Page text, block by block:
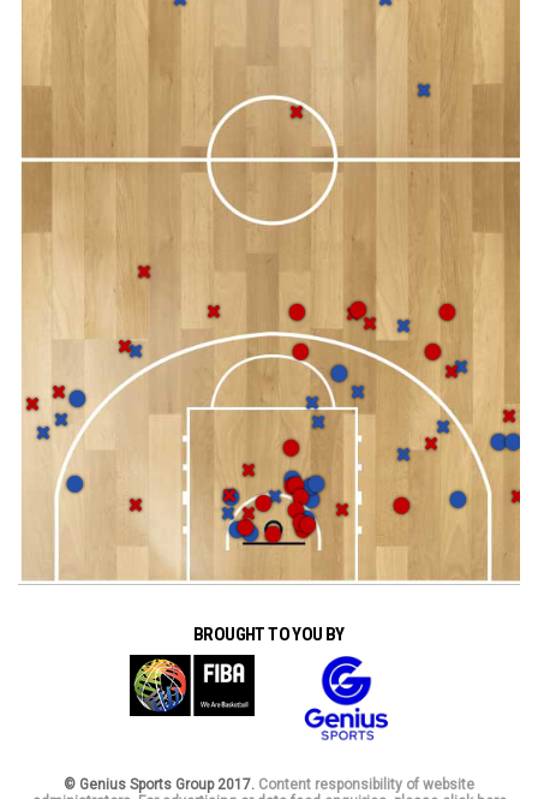
BROUGHT TO YOU BY
© Genius Sports Group 2017. Content responsibility of website